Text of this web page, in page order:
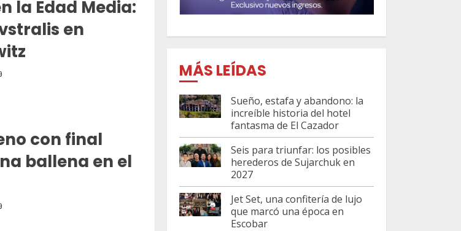
la Edad Media:
en
con final
ballena en el
MÁS LEÍDAS
Sueño, estafa y abandono: la
increíble historia del hotel
fantasma de El Cazador
Seis para triunfar: los posibles
herederos de Sujarchuk en
2027
Jet Set, una confitería de lujo
que marcó una época en
Escobar